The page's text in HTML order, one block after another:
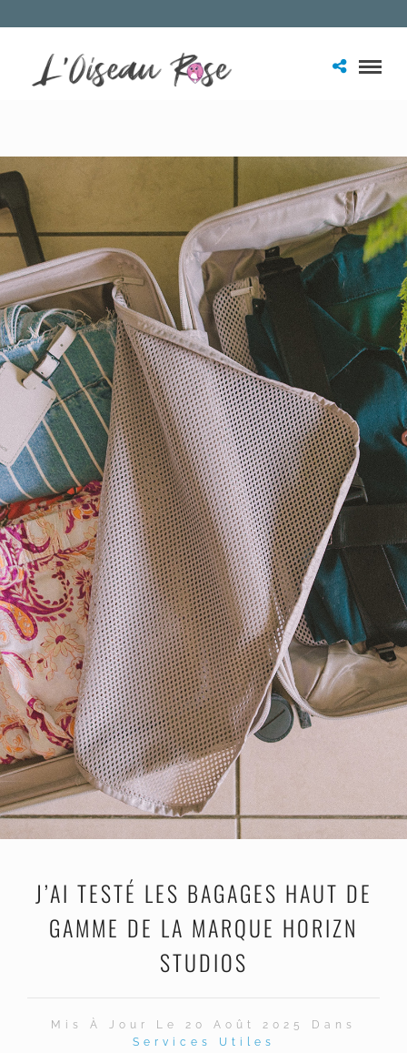
J’AI TESTÉ LES BAGAGES HAUT DE
GAMME DE LA MARQUE HORIZN
STUDIOS
Mis À Jour Le 20 Août 2025 Dans
Services Utiles